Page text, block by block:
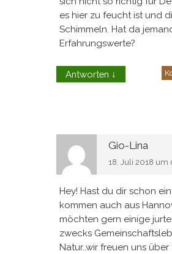
es hier zu feucht ist und
Schimmeln. Hat da
Erfahrungswerte?
Antworten ↓
Gio-Lina
18. Juli 2018 um
Hey! Hast du dir schon
kommen auch aus
möchten gern einige
zwecks
Natur..wir freuen uns